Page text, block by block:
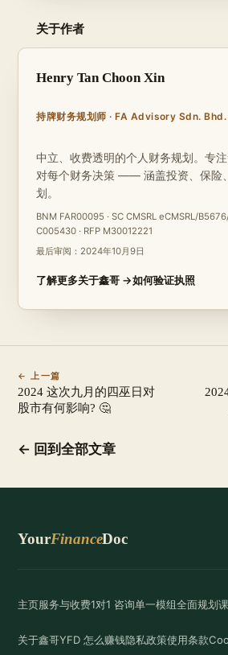
关于作者
Henry Tan Choon Xin
持牌财务规划师 · FA Advisory Sdn. Bhd.
中立、收费透明的个人财务规划。专
对每个财务决策 —— 涵盖投资、保险
划。
BNM FAR00095 · SC CMSRL eCMSRL/
C005430 · RFP M30012221
最后审阅： 2024年10月9日
了解更多关于鑫哥 →如何验证执照
← 上一篇
2024 这次九月的四巫日对
股市有何影响? 🤔
← 回到全部文章
YourFinanceDoc
主页服务与收费1对1 咨询单一模组全面规划
关于鑫哥YFD 怎么赚钱隐私政策使用条款